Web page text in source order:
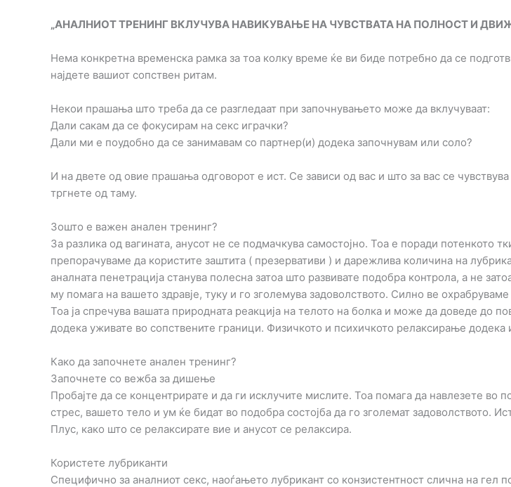
„АНАЛНИОТ ТРЕНИНГ ВКЛУЧУВА НАВИКУВАЊЕ НА ЧУВСТВАТА НА ПОЛНОСТ И
Нема конкретна временска рамка за тоа колку време ќе ви биде потребно да се
најдете вашиот сопствен ритам.
Некои прашања што треба да се разгледаат при започнувањето може да вклучуваат:
Дали сакам да се фокусирам на секс играчки?
Дали ми е поудобно да се занимавам со партнер(и) додека започнувам или соло?
И на двете од овие прашања одговорот е ист. Се зависи од вас и што за вас се
тргнете од таму.
Зошто е важен анален тренинг?
За разлика од вагината, анусот не се подмачкува самостојно. Тоа е поради потенкото
препорачуваме да користите заштита ( презервативи ) и дарежлива количина на
аналната пенетрација станува полесна затоа што развивате подобра контрола, а не
му помага на вашето здравје, туку и го зголемува задоволството. Силно ве
Тоа ја спречува вашата природната реакција на телото на болка и може да доведе до
додека уживате во сопствените граници. Физичкото и психичкото релаксирање
Како да започнете анален тренинг?
Започнете со вежба за дишење
Пробајте да се концентрирате и да ги исклучите мислите. Тоа помага да навлезете во
стрес, вашето тело и ум ќе бидат во подобра состојба да го зголемат задоволството.
Плус, како што се релаксирате вие и анусот се релаксира.
Користете лубриканти
Специфично за аналниот секс, наоѓањето лубрикант со конзистентност слична на гел